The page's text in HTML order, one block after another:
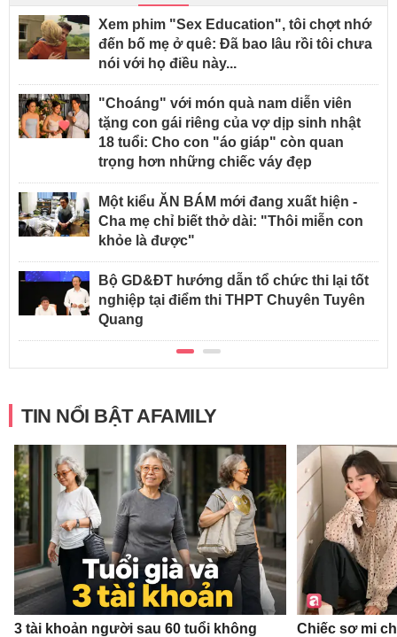
Xem phim "Sex Education", tôi chợt nhớ
đến bố mẹ ở quê: Đã bao lâu rồi tôi chưa
nói với họ điều này...
"Choáng" với món quà nam diễn viên
tặng con gái riêng của vợ dịp sinh nhật
18 tuổi: Cho con "áo giáp" còn quan
trọng hơn những chiếc váy đẹp
Một kiểu ĂN BÁM mới đang xuất hiện -
Cha mẹ chỉ biết thở dài: "Thôi miễn con
khỏe là được"
Bộ GD&ĐT hướng dẫn tổ chức thi lại tốt
nghiệp tại điểm thi THPT Chuyên Tuyên
Quang
TIN NỔI BẬT AFAMILY
3 tài khoản người sau 60 tuổi không
Chiếc sơ mi